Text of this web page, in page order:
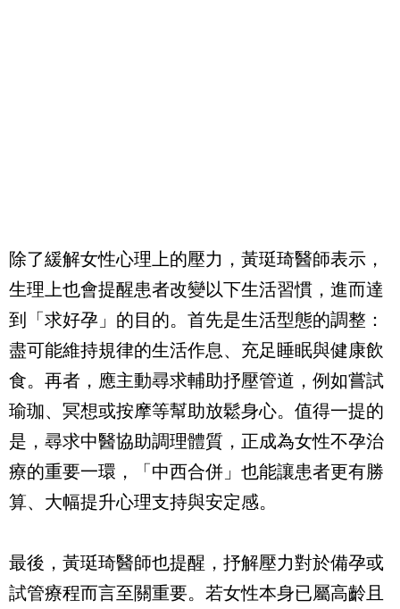
除了緩解女性心理上的壓力，黃珽琦醫師表示，
生理上也會提醒患者改變以下生活習慣，進而達
到「求好孕」的目的。首先是生活型態的調整：
盡可能維持規律的生活作息、充足睡眠與健康飲
食。再者，應主動尋求輔助抒壓管道，例如嘗試
瑜珈、冥想或按摩等幫助放鬆身心。值得一提的
是，尋求中醫協助調理體質，正成為女性不孕治
療的重要一環，「中西合併」也能讓患者更有勝
算、大幅提升心理支持與安定感。
最後，黃珽琦醫師也提醒，抒解壓力對於備孕或
試管療程而言至關重要。若女性本身已屬高齡且